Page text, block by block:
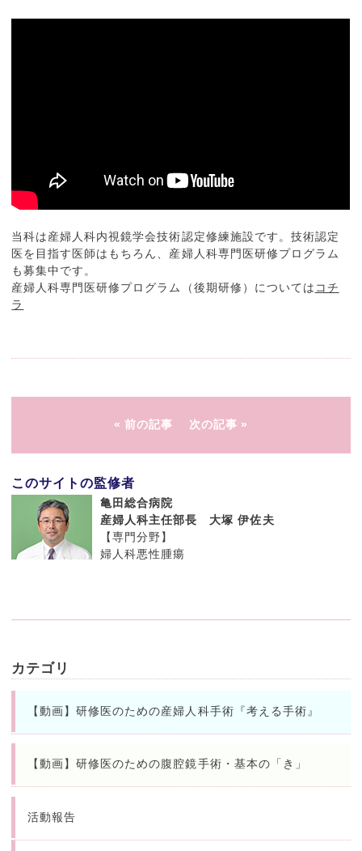
当科は産婦人科内視鏡学会技術認定修練施設です。技術認定
医を目指す医師はもちろん、産婦人科専門医研修プログラム
も募集中です。
産婦人科専門医研修プログラム（後期研修）については コチ
ラ
前の記事 次の記事
このサイトの監修者
亀田総合病院
産婦人科主任部長 大塚 伊佐夫
【専門分野】
婦人科悪性腫瘍
カテゴリ
【動画】研修医のための産婦人科手術『考える手術』
【動画】研修医のための腹腔鏡手術・基本の「き」
活動報告